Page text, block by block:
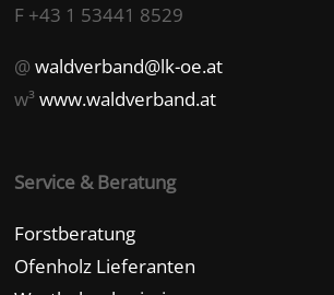
F +43 1 53441 8529
@waldverband@lk-oe.at
w³www.waldverband.at
Service & Beratung
Forstberatung
Ofenholz Lieferanten